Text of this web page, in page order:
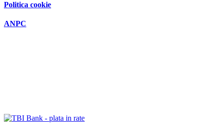
Politica cookie
ANPC